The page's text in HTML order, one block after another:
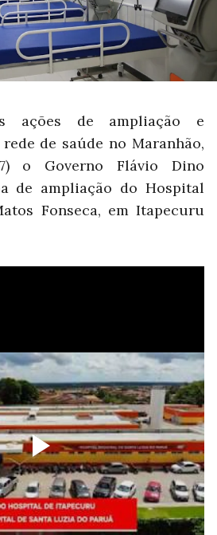
ações de ampliação e
de saúde no Maranhão,
o Governo Flávio Dino
de ampliação do Hospital
Fonseca, em Itapecuru